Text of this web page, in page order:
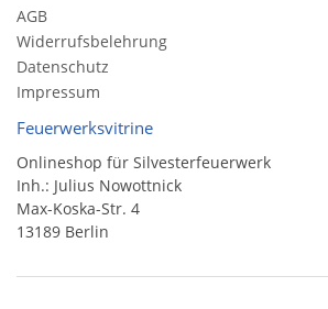
AGB
Widerrufsbelehrung
Datenschutz
Impressum
Feuerwerksvitrine
Onlineshop für Silvesterfeuerwerk
Inh.: Julius Nowottnick
Max-Koska-Str. 4
13189 Berlin